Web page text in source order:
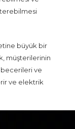
büyük bir
müşterilerinin
ve
ve elektrik